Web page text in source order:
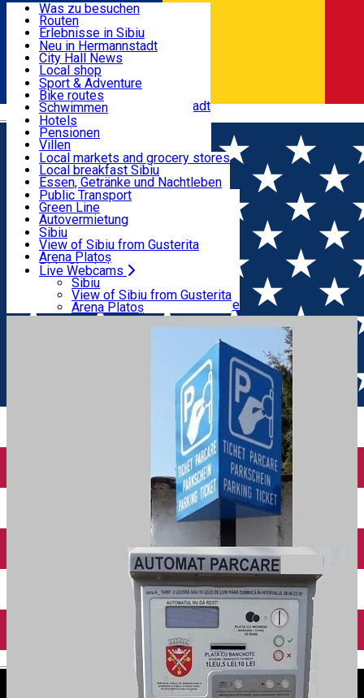
Română
Nützliche informationen
Aktivitäten & Abenteuer
Unterkunft
Essen, Getränke & Nachtleben
Transport & Parken
Live Webcams
Was zu besuchen
Routen
Erlebnisse in Sibiu
Podcast
Kultur
Museen
Kirchen
Parks, Zoo
Im Umkreis von Hermannstadt
Neu in Hermannstadt
City Hall News
Local shop
Sibiu Handwerker
Sibiul Verde
Public services
Bildung
Wie komme ich nach Sibiu?
Touristeninfo
Reiseführer
Guided tours
Local publication
Schönheitssalon
Sport & Adventure
Bike routes
Schwimmen
Reiten
Fitnessstudio
Loc de joacă indoor
Loc de joacă outdoor
Ski
Eislaufen
Yoga
Hotels
Pensionen
Villen
Hostels
Motels
Camping
Zimmer zu vermieten
Wohnungen
Unterkunft außerhalb von Sibiu
Local markets and grocery stores
Local breakfast Sibiu
Essen, Getränke und Nachtleben
Pizza
Fast Food
Kaffeestube
Konditorei
Pub, Bar
Nachtclubs
Bäckerei
Public Transport
Green Line
Autovermietung
Fahrad verleih
Scooter rentals
Taxi
Ride Sharing
Park-Tickets
Parkplätze
Ladestationen für Elektrofahrzeuge
Sibiu
View of Sibiu from Gusterita
Arena Platoș
Live Webcams
Sibiu
View of Sibiu from Gusterita
Arena Platoș
Home Parking ticket spot
Automat parcare nr.20 -